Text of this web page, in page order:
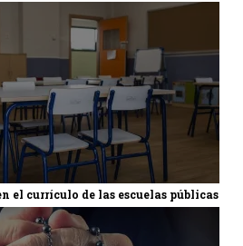
el currículo de las escuelas públicas